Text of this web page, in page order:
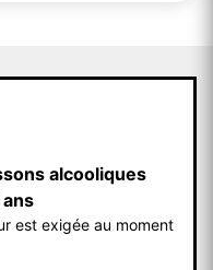
alcooliques
est exigée au moment